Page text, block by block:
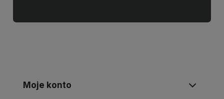
Moje konto